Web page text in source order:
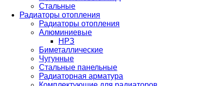
Стальные
Радиаторы отопления
Радиаторы отопления
Алюминиевые
НРЗ
Биметаллические
Чугунные
Стальные панельные
Радиаторная арматура